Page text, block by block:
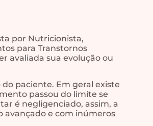
por Nutricionista,
para Transtornos
avaliada sua evolução ou
paciente. Em geral existe
passou do limite se
é negligenciado, assim, a
avançado e com inúmeros